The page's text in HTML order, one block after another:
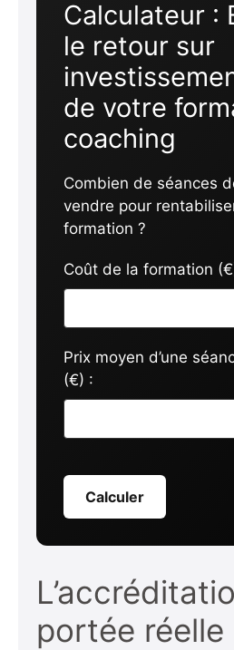
Calculateur :
le retour sur
de votre
coaching
Combien de séances
vendre pour
formation ?
Coût de la formation
Prix moyen d’une
(€) :
Calculer
portée réelle